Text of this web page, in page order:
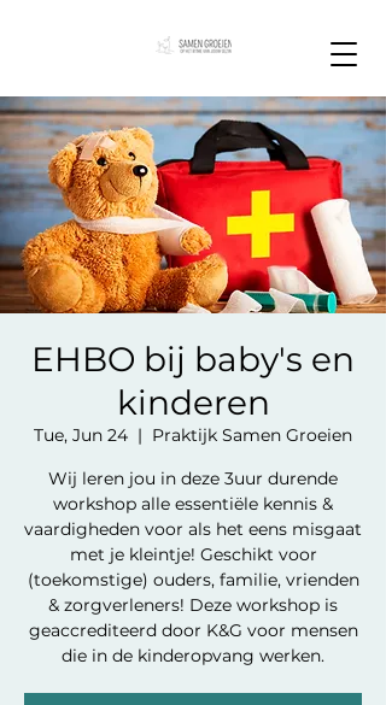
EHBO bij baby's en
kinderen
Tue, Jun 24
  |
Praktijk Samen Groeien
Wij leren jou in deze 3uur durende
workshop alle essentiële kennis &
vaardigheden voor als het eens misgaat
met je kleintje! Geschikt voor
(toekomstige) ouders, familie, vrienden
& zorgverleners! Deze workshop is
geaccrediteerd door K&G voor mensen
die in de kinderopvang werken.